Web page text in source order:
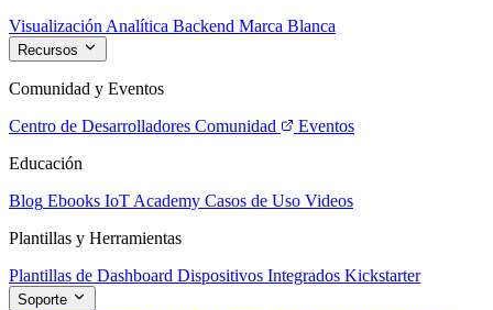
Visualización Analítica Backend Marca Blanca
Recursos
Comunidad y Eventos
Centro de Desarrolladores Comunidad
Eventos
Educación
Blog Ebooks IoT Academy Casos de Uso Videos
Plantillas y Herramientas
Plantillas de Dashboard Dispositivos Integrados Kickstarter
Soporte